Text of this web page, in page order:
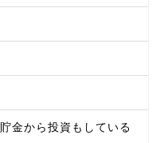
貯金から投資もしている